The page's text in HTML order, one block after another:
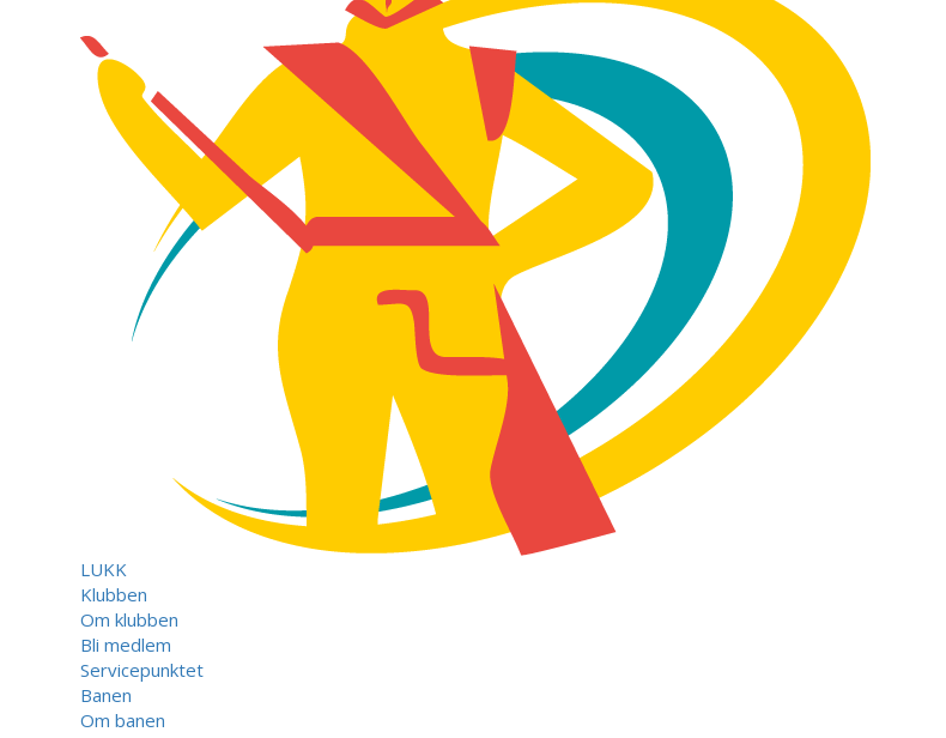
LUKK
Klubben
Om klubben
Bli medlem
Servicepunktet
Banen
Om banen